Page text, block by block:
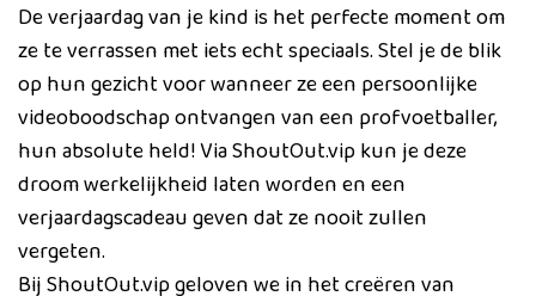
De verjaardag van je kind is het perfecte moment om
ze te verrassen met iets echt speciaals. Stel je de blik
op hun gezicht voor wanneer ze een persoonlijke
videoboodschap ontvangen van een profvoetballer,
hun absolute held! Via ShoutOut.vip kun je deze
droom werkelijkheid laten worden en een
verjaardagscadeau geven dat ze nooit zullen
vergeten.
Bij ShoutOut.vip geloven we in het creëren van